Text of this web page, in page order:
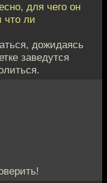
для чего он
что ли
дожидаясь
заведутся